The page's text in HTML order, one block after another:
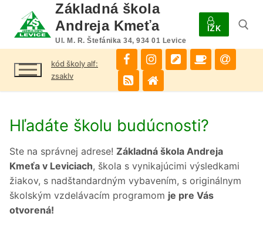
obsah
Základná škola
Andreja Kmeťa
Ul. M. R. Štefánika 34, 934 01 Levice
IŽK
Hľadať:
kód školy alf:
zsaklv
Hľadáte školu budúcnosti?
Ste na správnej adrese! Základná škola Andreja
Kmeťa v Leviciach, škola s vynikajúcimi výsledkami
žiakov, s nadštandardným vybavením, s originálnym
školským vzdelávacím programom je pre Vás
otvorená!